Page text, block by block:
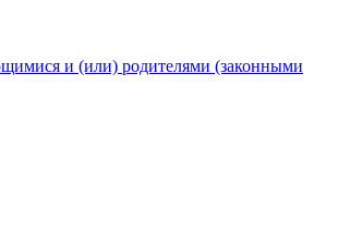
и (или) родителями (законными